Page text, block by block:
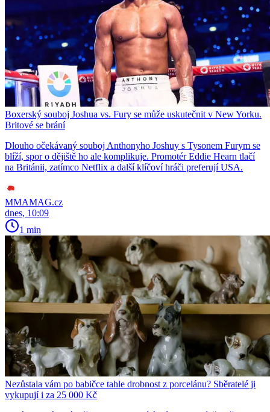
Boxerský souboj Joshua vs. Fury se může uskutečnit v New Yorku.
Britové se brání
Dlouho očekávaný souboj Anthonyho Joshuy s Tysonem Furym se
blíží, spor o dějiště ho ale komplikuje. Promotér Eddie Hearn tlačí
na Británii, zatímco Netflix a další klíčoví hráči preferují USA.
MMAMAG.cz
dnes, 10:09
1 min
Nezůstala vám po babičce tahle drobnost z porcelánu? Sběratelé ji
vykupují i za 25 000 Kč